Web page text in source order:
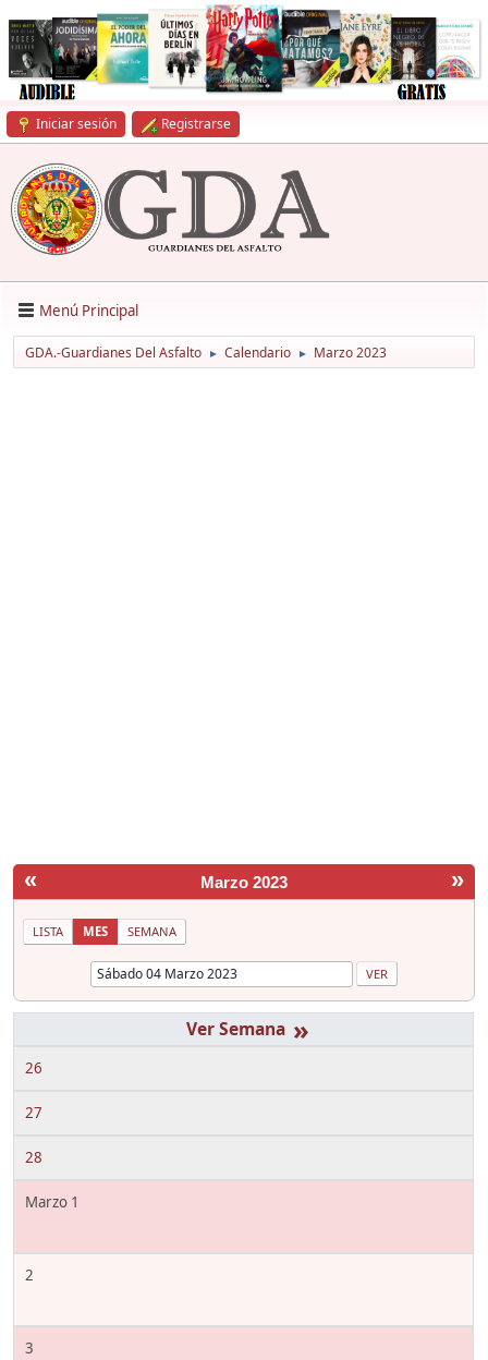
Iniciar sesión Registrarse
Menú Principal
GDA.-Guardianes Del Asfalto ► Calendario ► Marzo 2023
« »
Marzo 2023
LISTA MES SEMANA
»
26
27
28
Marzo 1
2
3